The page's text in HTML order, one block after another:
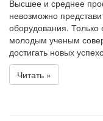
Высшее и среднее
невозможно
оборудования. Только
молодым ученым
достигать новых
Читать »